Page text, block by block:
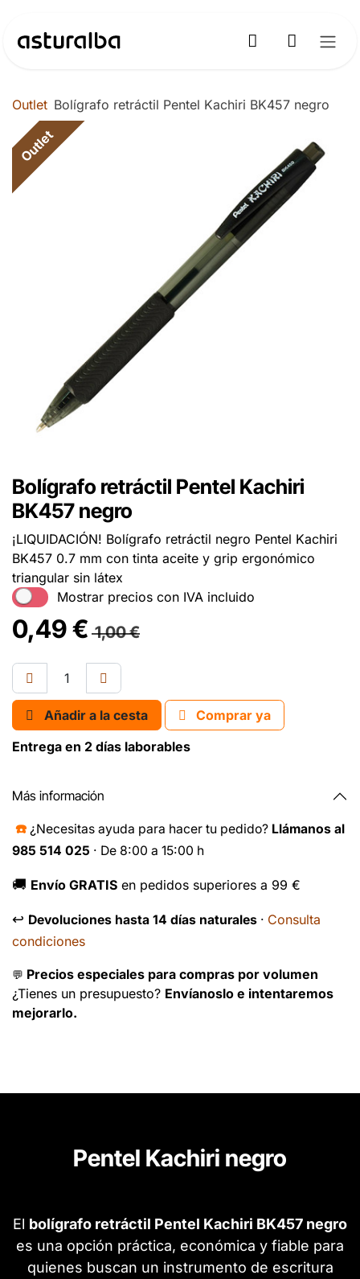
Outlet Bolígrafo retráctil Pentel Kachiri BK457 negro
Outlet
Bolígrafo retráctil Pentel Kachiri
BK457 negro
¡LIQUIDACIÓN! Bolígrafo retráctil negro Pentel Kachiri
BK457 0.7 mm con tinta aceite y grip ergonómico
triangular sin látex
Mostrar precios con IVA incluido
0,49€ 1,00€
Añadir a la cesta
Comprar ya
Entrega en 2 días laborables
Más información
☎️ ¿Necesitas ayuda para hacer tu pedido? Llámanos al
985 514 025 · De 8:00 a 15:00 h
🚚 Envío GRATIS en pedidos superiores a 99 €
↩️ Devoluciones hasta 14 días naturales · Consulta
condiciones
💬 Precios especiales para compras por volumen
¿Tienes un presupuesto? Envíanoslo e intentaremos
mejorarlo.
Pentel Kachiri negro
El bolígrafo retráctil Pentel Kachiri BK457 negro
es una opción práctica, económica y fiable para
quienes buscan un instrumento de escritura